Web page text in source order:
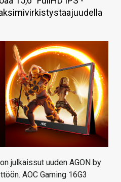
julkaissut uuden AGON by
AOC Gaming 16G3